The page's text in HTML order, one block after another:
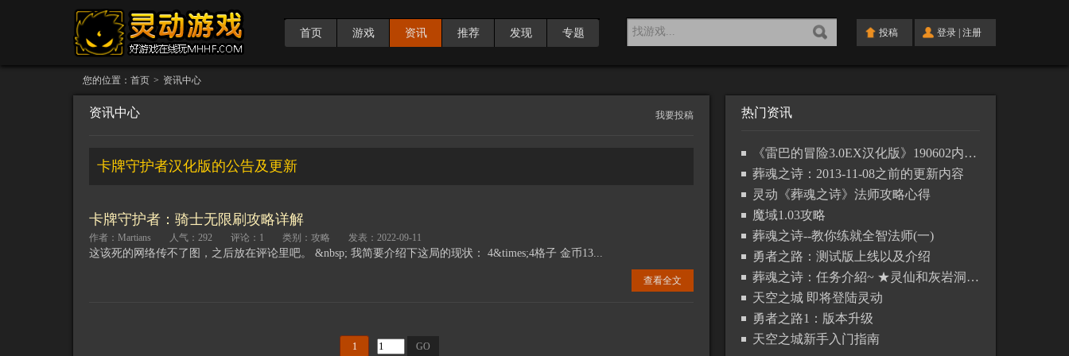
首页 游戏 资讯 推荐 发现 专题 投稿 登录 注册
您的位置： 首页 > 资讯中心
资讯中心 我要投稿
卡牌守护者汉化版的公告及更新
卡牌守护者：骑士无限刷攻略详解
作者：Martians 人气：292 评论：1 类别：攻略 发表：2022-09-11
这该死的网络传不了图，之后放在评论里吧。 &nbsp; 我简要介绍下这局的现状： 4&times;4格子 金币13...
查看全文
1 GO
热门资讯
《雷巴的冒险3.0EX汉化版》190602内容更新列表
葬魂之诗：2013-11-08之前的更新内容
灵动《葬魂之诗》法师攻略心得
魔域1.03攻略
葬魂之诗--教你练就全智法师(一)
勇者之路：测试版上线以及介绍
葬魂之诗：任务介紹~ ★灵仙和灰岩洞篇★
天空之城 即将登陆灵动
勇者之路1：版本升级
天空之城新手入门指南